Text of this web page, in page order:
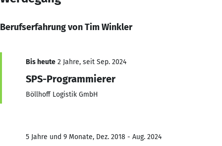
Berufserfahrung von Tim Winkler
Bis heute 2 Jahre, seit Sep. 2024
SPS-Programmierer
Böllhoff Logistik GmbH
5 Jahre und 9 Monate, Dez. 2018 - Aug. 2024